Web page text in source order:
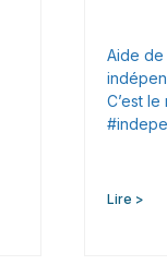
Aide de
C’est
Lire >